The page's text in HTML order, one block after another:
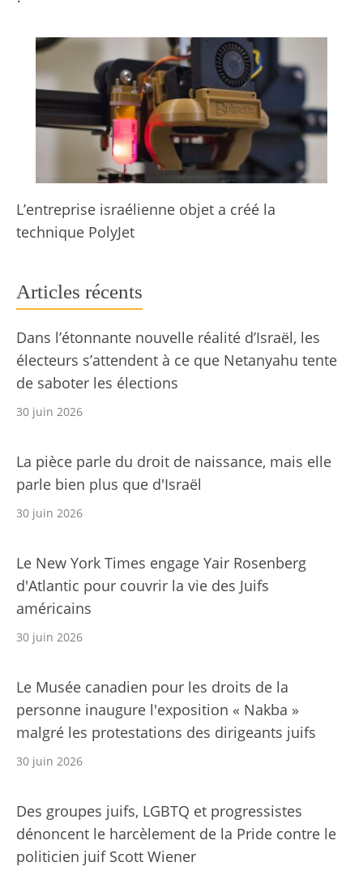
L’entreprise israélienne objet a créé la
technique PolyJet
Articles récents
Dans l’étonnante nouvelle réalité d’Israël, les
électeurs s’attendent à ce que Netanyahu tente
de saboter les élections
30 juin 2026
La pièce parle du droit de naissance, mais elle
parle bien plus que d'Israël
30 juin 2026
Le New York Times engage Yair Rosenberg
d'Atlantic pour couvrir la vie des Juifs
américains
30 juin 2026
Le Musée canadien pour les droits de la
personne inaugure l'exposition « Nakba »
malgré les protestations des dirigeants juifs
30 juin 2026
Des groupes juifs, LGBTQ et progressistes
dénoncent le harcèlement de la Pride contre le
politicien juif Scott Wiener